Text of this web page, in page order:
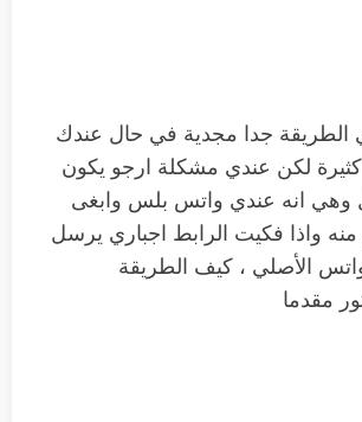
الطريقة جدا مجدية في حال عندك
كثيرة لكن عندي مشكلة ارجو يكون
وهي انه عندي واتس بلس وابغى
واذا فكيت الرابط اجباري يرسل
الأصلي ، كيف الطريقة
مقدما